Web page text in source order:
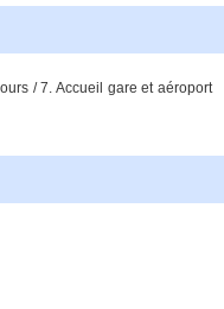
/ 7. Accueil gare et aéroport